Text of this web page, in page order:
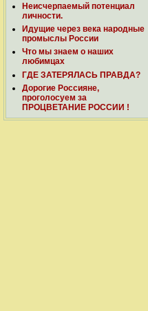
Неисчерпаемый потенциал
личности.
Идущие через века народные
промыслы России
Что мы знаем о наших
любимцах
ГДЕ ЗАТЕРЯЛАСЬ ПРАВДА?
Дорогие Россияне,
проголосуем за
ПРОЦВЕТАНИЕ РОССИИ !